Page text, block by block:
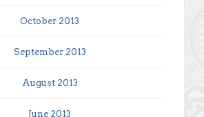
October 2013
September 2013
August 2013
June 2013